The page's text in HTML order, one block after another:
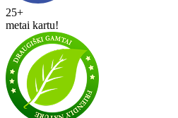
25+
metai kartu!